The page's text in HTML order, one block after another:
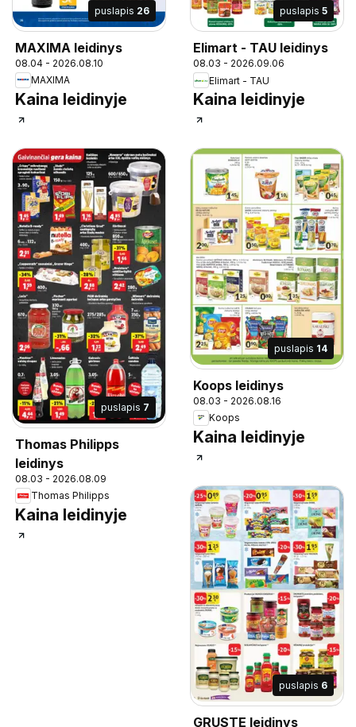
puslapis 26
MAXIMA leidinys
08.04 - 2026.08.10
MAXIMA
Kaina leidinyje
puslapis 5
Elimart - TAU leidinys
08.03 - 2026.09.06
Elimart - TAU
Kaina leidinyje
puslapis 7
Thomas Philipps
leidinys
08.03 - 2026.08.09
Thomas Philipps
Kaina leidinyje
puslapis 14
Koops leidinys
08.03 - 2026.08.16
Koops
Kaina leidinyje
puslapis 6
GRUSTE leidinys